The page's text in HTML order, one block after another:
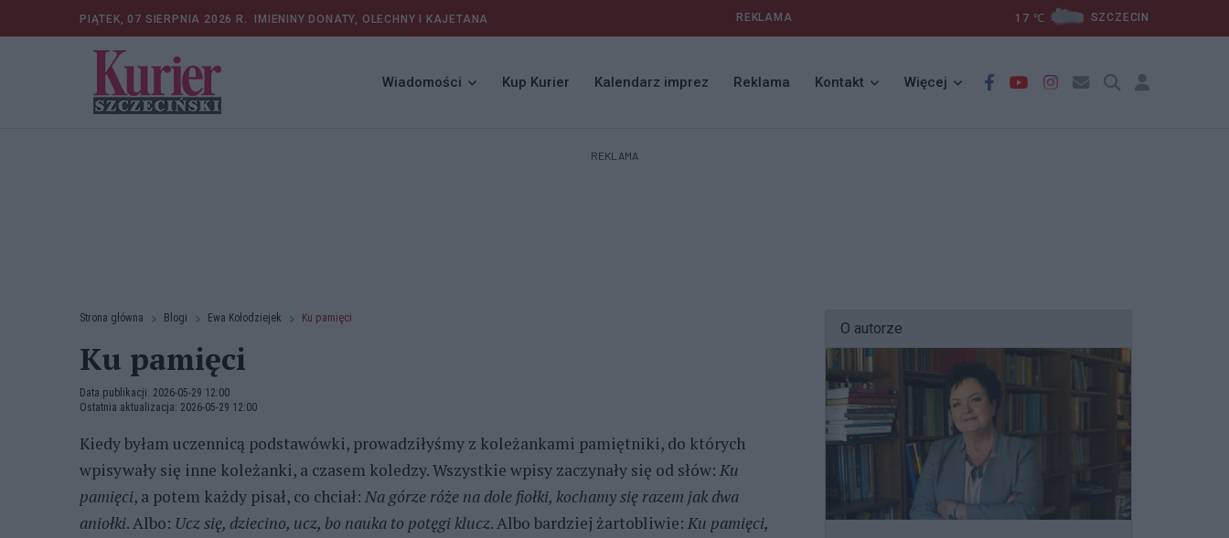
PIĄTEK, 07 SIERPNIA 2026 R. IMIENINY DONATY, OLECHNY I KAJETANA REKLAMA 17 ℃ SZCZECIN
Wiadomości Kup Kurier Kalendarz imprez Reklama Kontakt Więcej
REKLAMA
Strona główna Blogi Ewa Kołodziejek Ku pamięci
Ku pamięci
Data publikacji: 2026-05-29 12:00
Ostatnia aktualizacja: 2026-05-29 12:00
Kiedy byłam uczennicą podstawówki, prowadziłyśmy z koleżankami pamiętniki, do których
wpisywały się inne koleżanki, a czasem koledzy. Wszystkie wpisy zaczynały się od słów: Ku
pamięci, a potem każdy pisał, co chciał: Na górze róże na dole fiołki, kochamy się razem jak dwa
aniołki. Albo: Ucz się, dziecino, ucz, bo nauka to potęgi klucz. Albo bardziej żartobliwie: Ku pamięci,
O autorze